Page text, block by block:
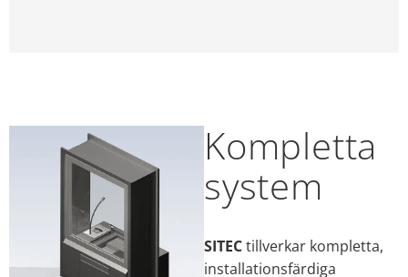
Kompletta
system
SITECtillverkar kompletta,
installationsfärdiga